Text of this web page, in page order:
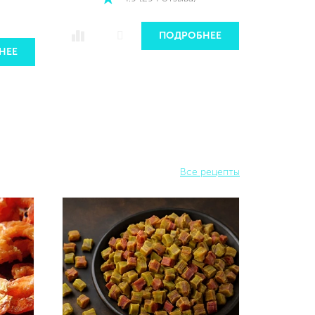
ПОДРОБНЕЕ
Все рецепты